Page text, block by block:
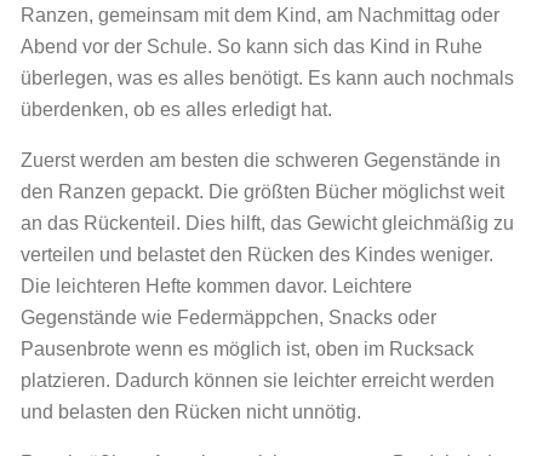
Ranzen, gemeinsam mit dem Kind, am Nachmittag oder
Abend vor der Schule. So kann sich das Kind in Ruhe
überlegen, was es alles benötigt. Es kann auch nochmals
überdenken, ob es alles erledigt hat.
Zuerst werden am besten die schweren Gegenstände in
den Ranzen gepackt. Die größten Bücher möglichst weit
an das Rückenteil. Dies hilft, das Gewicht gleichmäßig zu
verteilen und belastet den Rücken des Kindes weniger.
Die leichteren Hefte kommen davor. Leichtere
Gegenstände wie Federmäppchen, Snacks oder
Pausenbrote wenn es möglich ist, oben im Rucksack
platzieren. Dadurch können sie leichter erreicht werden
und belasten den Rücken nicht unnötig.